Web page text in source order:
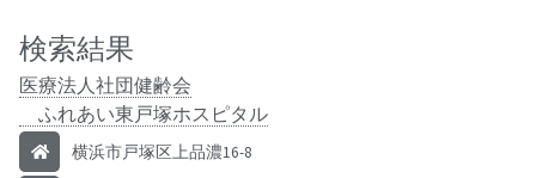
検索結果
医療法人社団健齢会
ふれあい東戸塚ホスピタル
横浜市戸塚区上品濃16-8